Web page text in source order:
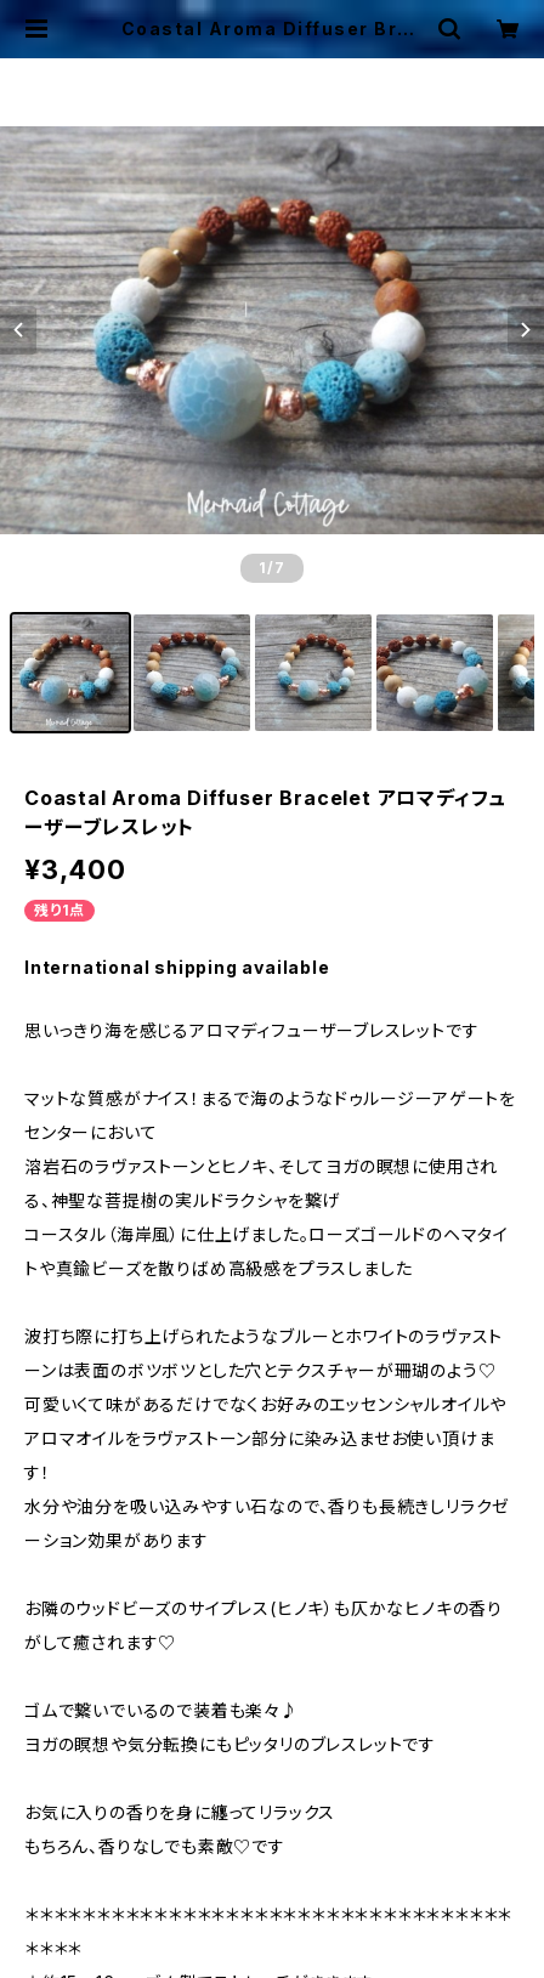
Coastal Aroma Diffuser Brac
elet アロマディフューザーブレスレッ
1 /7
Coastal Aroma Diffuser Bracelet アロマディフュ
ーザーブレスレット
¥3,400
残り1点
International shipping available
思いっきり海を感じるアロマディフューザーブレスレットです
マットな質感がナイス！まるで海のようなドゥルージーアゲートを
センターにおいて
溶岩石のラヴァストーンとヒノキ、そしてヨガの瞑想に使用され
る、神聖な菩提樹の実ルドラクシャを繋げ
コースタル（海岸風）に仕上げました。ローズゴールドのヘマタイ
トや真鍮ビーズを散りばめ高級感をプラスしました
波打ち際に打ち上げられたようなブルーとホワイトのラヴァスト
ーンは表面のボツボツとした穴とテクスチャーが珊瑚のよう♡
可愛いくて味があるだけでなくお好みのエッセンシャルオイルや
アロマオイルをラヴァストーン部分に染み込ませお使い頂けま
す！
水分や油分を吸い込みやすい石なので、香りも長続きしリラクゼ
ーション効果があります
お隣のウッドビーズのサイプレス(ヒノキ）も仄かなヒノキの香り
がして癒されます♡
ゴムで繋いでいるので装着も楽々♪
ヨガの瞑想や気分転換にもピッタリのブレスレットです
お気に入りの香りを身に纏ってリラックス
もちろん、香りなしでも素敵♡です
＊＊＊＊＊＊＊＊＊＊＊＊＊＊＊＊＊＊＊＊＊＊＊＊＊＊＊＊＊＊＊＊＊＊
＊＊＊＊